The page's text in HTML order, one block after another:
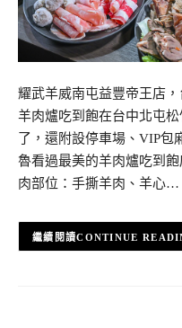
耀武羊威南屯益豐帝王店
羊肉爐吃到飽在台中北屯
了，還附設停車場、VIP包
魯看過最美的羊肉爐吃到
肉部位：手撕羊肉、羊心…
CONTINUE